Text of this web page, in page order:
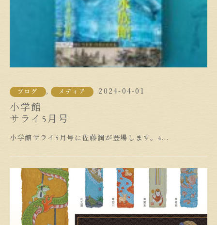
ブログ , メディア 2024-04-01
小学館
サライ5月号
小学館サライ5月号に佐藤潤が登場します。4...